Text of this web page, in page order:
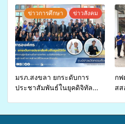
สุขภาพแก่ประชาชนในพื้นที่
อำเภอจะนะ
จ่า
ร
ส่
บริ
เห
ชีวิ
ข่าวการศึกษา ข่าวสังคม
มรภ.สงขลา ยกระดับการ
ประชาสัมพันธ์ในยุคดิจิทัล
กฟ
สส